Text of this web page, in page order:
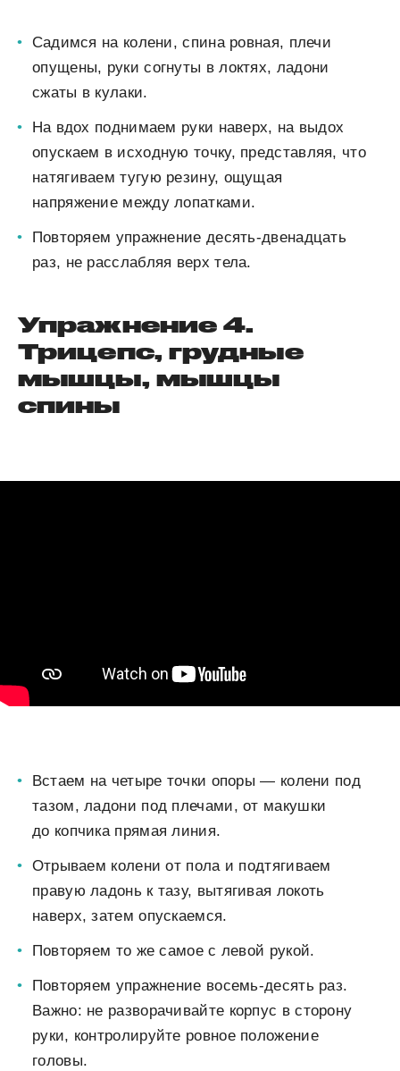
Садимся на колени, спина ровная, плечи
опущены, руки согнуты в локтях, ладони
сжаты в кулаки.
На вдох поднимаем руки наверх, на выдох
опускаем в исходную точку, представляя, что
натягиваем тугую резину, ощущая
напряжение между лопатками.
Повторяем упражнение десять-двенадцать
раз, не расслабляя верх тела.
Упражнение 4.
Трицепс, грудные
мышцы, мышцы
спины
Встаем на четыре точки опоры — колени под
тазом, ладони под плечами, от макушки
до копчика прямая линия.
Отрываем колени от пола и подтягиваем
правую ладонь к тазу, вытягивая локоть
наверх, затем опускаемся.
Повторяем то же самое с левой рукой.
Повторяем упражнение восемь-десять раз.
Важно: не разворачивайте корпус в сторону
руки, контролируйте ровное положение
головы.